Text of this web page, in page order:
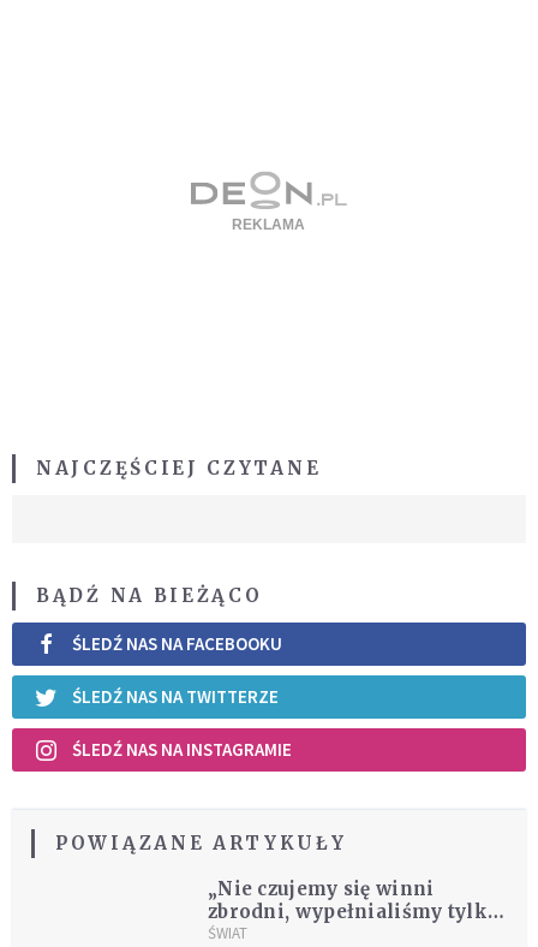
NAJCZĘŚCIEJ CZYTANE
BĄDŹ NA BIEŻĄCO
ŚLEDŹ NAS NA FACEBOOKU
ŚLEDŹ NAS NA TWITTERZE
ŚLEDŹ NAS NA INSTAGRAMIE
POWIĄZANE ARTYKUŁY
„Nie czujemy się winni
zbrodni, wypełnialiśmy tylko
zadania”
ŚWIAT